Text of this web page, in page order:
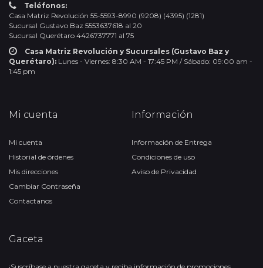
Teléfonos:
Casa Matriz Revolución 55-5593-8990 (9208) (4395) (1281)
Sucursal Gustavo Baz 5553637618 al 20
Sucursal Querétaro 4426737771 al 75
Casa Matriz Revolución y Sucursales (Gustavo Baz y
Querétaro): Lunes - Viernes: 8:30 AM - 17:45 PM / Sábado: 09:00 am -
1:45 pm
Mi cuenta
Mi cuenta
Historial de órdenes
Mis direcciones
Cambiar Contraseña
Contactanos
Información
Información de Entrega
Condiciones de uso
Aviso de Privacidad
Gaceta